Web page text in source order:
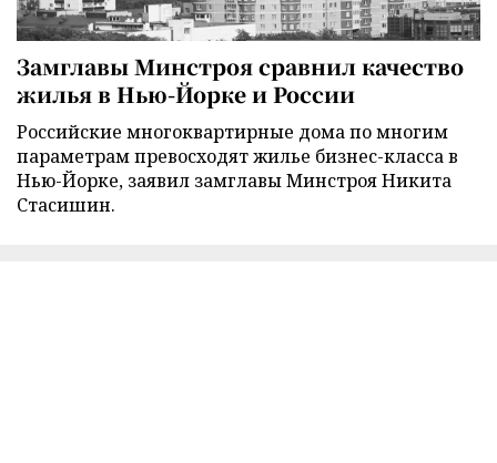
Замглавы Минстроя сравнил качество
жилья в Нью-Йорке и России
Российские многоквартирные дома по многим
параметрам превосходят жилье бизнес-класса в
Нью-Йорке, заявил замглавы Минстроя Никита
Стасишин.